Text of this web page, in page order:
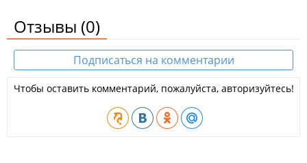
Отзывы (0)
Подписаться на комментарии
Чтобы оставить комментарий, пожалуйста, авторизуйтесь!